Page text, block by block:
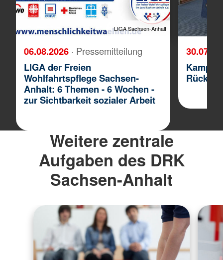
LIGA Sachsen-Anhalt
06.08.2026 · Pressemitteilung
LIGA der Freien
Wohlfahrtspflege Sachsen-
Anhalt: 6 Themen - 6 Wochen -
zur Sichtbarkeit sozialer Arbeit
Weitere zentrale
Aufgaben des DRK
Sachsen-Anhalt